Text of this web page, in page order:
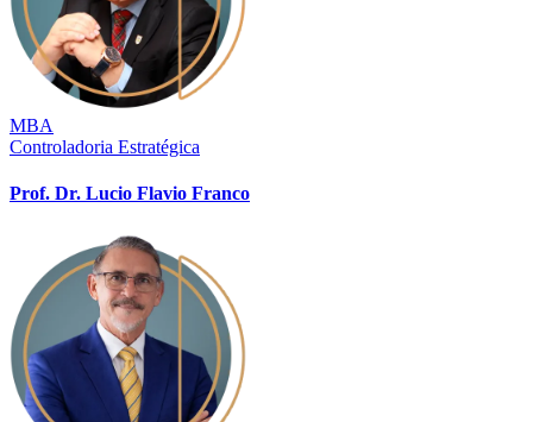
MBA
Controladoria Estratégica
Prof. Dr. Lucio Flavio Franco